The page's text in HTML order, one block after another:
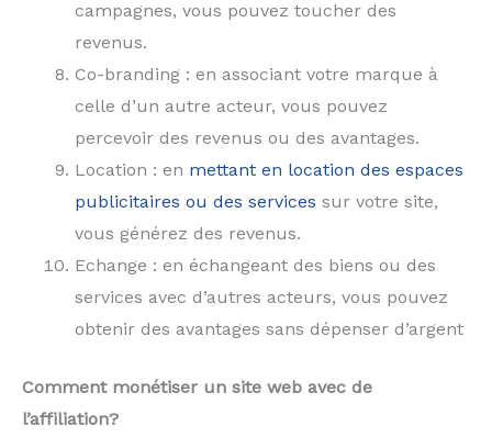
campagnes, vous pouvez toucher des
revenus.
Co-branding : en associant votre marque à
celle d’un autre acteur, vous pouvez
percevoir des revenus ou des avantages.
Location : en mettant en location des espaces
publicitaires ou des services sur votre site,
vous générez des revenus.
Echange : en échangeant des biens ou des
services avec d’autres acteurs, vous pouvez
obtenir des avantages sans dépenser d’argent
Comment monétiser un site web avec de
l’affiliation?